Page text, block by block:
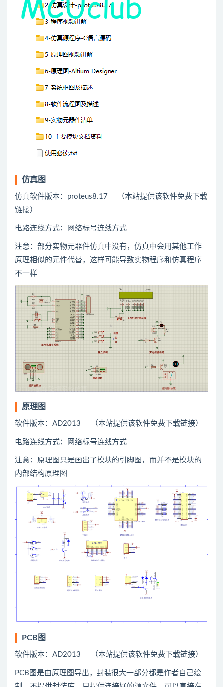
仿真图
仿真软件版本：proteus8.17 （本站提供该软件免费下载
链接）
电路连线方式：网络标号连线方式
注意：部分实物元器件仿真中没有，仿真中会用其他工作
原理相似的元件代替，这样可能导致实物程序和仿真程序
不一样
原理图
软件版本：AD2013 （本站提供该软件免费下载链接）
电路连线方式：网络标号连线方式
注意：原理图只是画出了模块的引脚图，而并不是模块的
内部结构原理图
PCB图
软件版本：AD2013 （本站提供该软件免费下载链接）
PCB图是由原理图导出，封装很大一部分都是作者自己绘